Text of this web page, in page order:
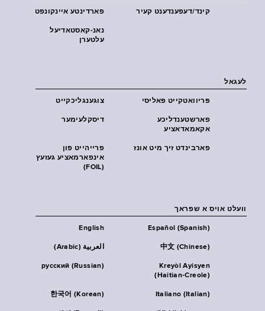
פארדינטע איינקונפט קינד/דעפענדענט קעיר
נאנ-קאסטאדיעל
עלטערן
לעגאל
צוגענגליכקייט פּריוואטקייט פּאליסי
דיסקלעימער
פארשטענדליכע
אקאמאדאציע
פרייהייט פון
אינפארמאציע געזעץ
(FOIL)
פארבינדט זיך מיט אונז
וועלט אויס א שפראך
English Español (Spanish)
العربية (Arabic) 中文 (Chinese)
русский (Russian)
Kreyòl Ayisyen
(Haitian-Creole)
한국어 (Korean) Italiano (Italian)